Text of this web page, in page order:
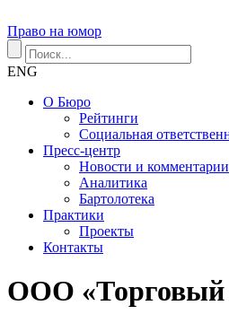
Право на юмор
ENG
О Бюро
Рейтинги
Социальная
Пресс-центр
Новости и комментарии
Аналитика
Бартолотека
Практики
Проекты
Контакты
ООО «Торговый